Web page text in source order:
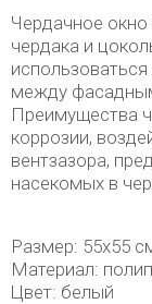
Чердачное
чердака и
между
Преимущества
коррозии,
вентзазора,
насекомых в
Размер: 55х55
Материал:
Цвет: белый